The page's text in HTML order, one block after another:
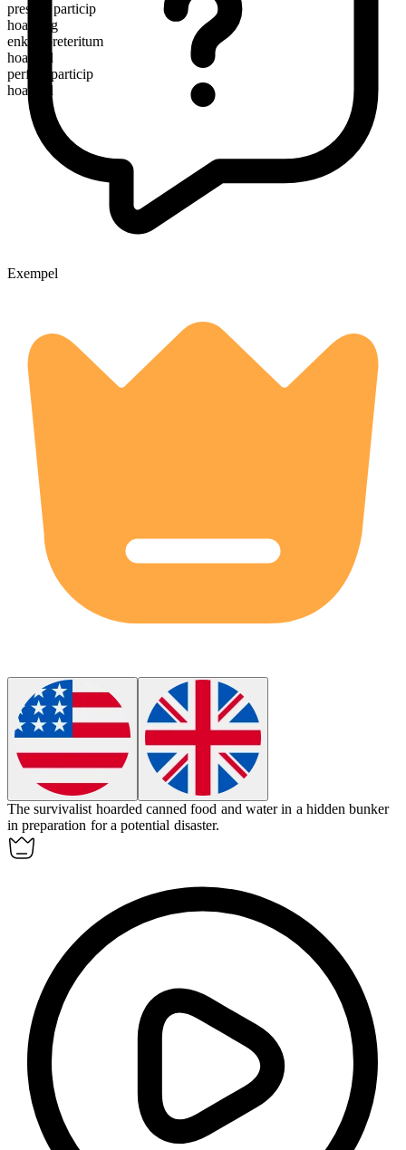
presens particip
hoarding
enkelt preteritum
hoarded
perfekt particip
hoarded
Exempel
The survivalist hoarded canned food and water in a hidden bunker
in preparation for a potential disaster.